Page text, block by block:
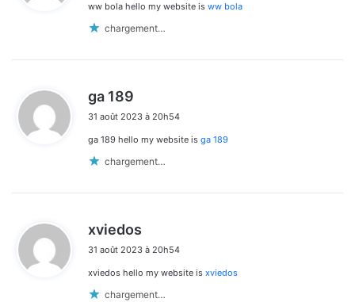
ww bola hello my website is ww bola
chargement…
ga 189
t
31 août 2023 à 20h54
ga 189 hello my website is ga 189
chargement…
xviedos
t
31 août 2023 à 20h54
xviedos hello my website is xviedos
chargement…